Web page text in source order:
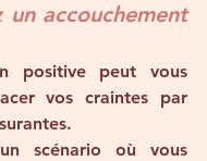
un accouchement
positive peut vous
vos craintes par
scénario où vous